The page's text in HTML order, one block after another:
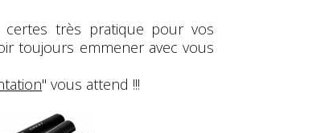
certes très pratique pour vos
toujours emmener avec vous
" vous attend !!!